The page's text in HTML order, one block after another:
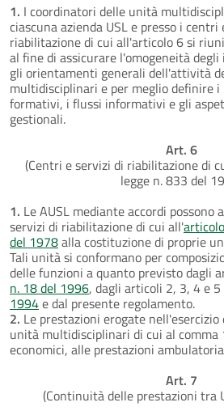
1. I coordinatori delle unità
ciascuna azienda USL e presso i centri
riabilitazione di cui all'articolo 6 si
al fine di assicurare l'omogeneità
gli orientamenti generali dell'attività
multidisciplinari e per meglio definire
formativi, i flussi informativi e gli
gestionali.
Art. 6
(Centri e servizi di riabilitazione di
legge n. 833 del
1. Le AUSL mediante accordi
servizi di riabilitazione di cui all'
del 1978alla costituzione di proprie
Tali unità si conformano per
delle funzioni a quanto previsto dagli
n. 18 del 1996, dagli articoli 2, 3, 4 e 5
1994e dal presente regolamento.
2. Le prestazioni erogate
unità multidisciplinari di cui al comma
economici, alle prestazioni
Art. 7
(Continuità delle prestazioni tra